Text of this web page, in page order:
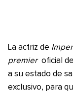
La actriz de
premier oficial
a su estado de
exclusivo, para